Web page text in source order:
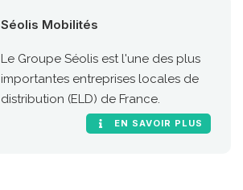
Séolis Mobilités
Le Groupe Séolis est l'une des plus
importantes entreprises locales de
distribution (ELD) de France.
EN SAVOIR PLUS